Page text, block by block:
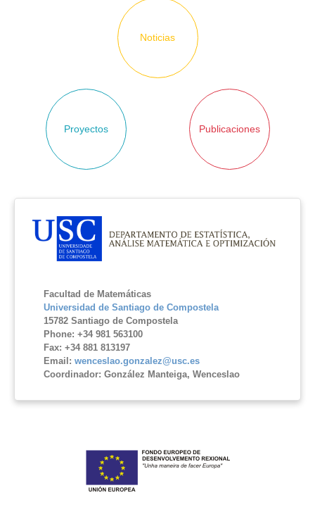
Noticias
Proyectos Publicaciones
Facultad de Matemáticas
Universidad de Santiago de Compostela
15782 Santiago de Compostela
Phone: +34 981 563100
Fax: +34 881 813197
Email: wenceslao.gonzalez@usc.es
Coordinador: González Manteiga, Wenceslao